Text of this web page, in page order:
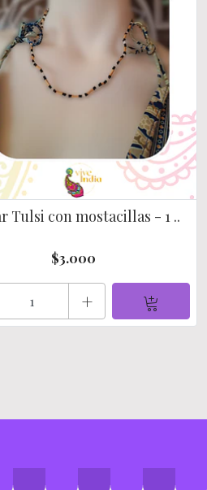
Tulsi con mostacillas - 1 ..
$3.000
+